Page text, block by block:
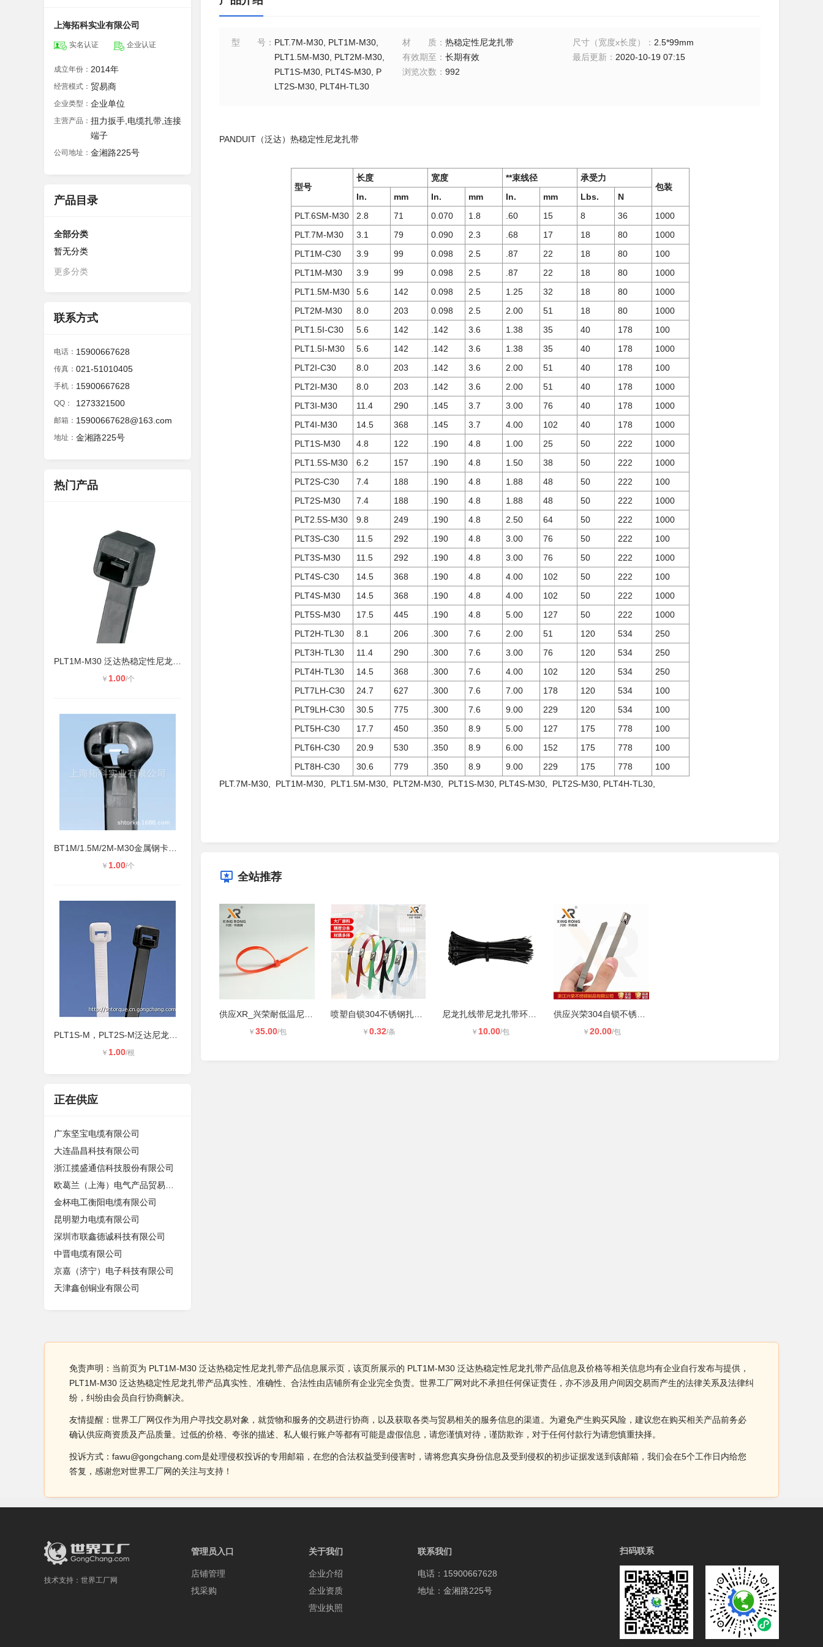
上海拓科实业有限公司
实名认证 企业认证
成立年份： 2014年
经营模式： 贸易商
企业类型： 企业单位
主营产品： 扭力扳手,电缆扎带,连接
端子
公司地址： 金湘路225号
产品目录
全部分类
暂无分类
更多分类
联系方式
电话： 15900667628
传真： 021-51010405
手机： 15900667628
QQ： 1273321500
邮箱： 15900667628@163.com
地址： 金湘路225号
热门产品
￥ 1.00/个
￥ 1.00/个
￥ 1.00/根
正在供应
广东坚宝电缆有限公司
大连晶昌科技有限公司
浙江揽盛通信科技股份有限公司
金杯电工衡阳电缆有限公司
昆明塑力电缆有限公司
深圳市联鑫德诚科技有限公司
中晋电缆有限公司
京嘉（济宁）电子科技有限公司
天津鑫创铜业有限公司
型号 ： PLT.7M-M30, PLT1M-M30,
PLT1.5M-M30, PLT2M-M30,
PLT1S-M30, PLT4S-M30, P
LT2S-M30, PLT4H-TL30
材质 ： 热稳定性尼龙扎带 尺寸（宽度x长度） ： 2.5*99mm
有效期至 ： 长期有效 最后更新 ： 2020-10-19 07:15
浏览次数 ： 992
PANDUIT（泛达）热稳定性尼龙扎带
型号
长度 宽度 **束线径
承受力
包装
In.
mm In. mm In. mm Lbs.
N
PLT.6SM-M30
2.8 71 0.070 1.8 .60 15 8 36
1000
PLT.7M-M30
3.1 79 0.090 2.3 .68 17 18 80
1000
PLT1M-C30
3.9 99 0.098 2.5 .87 22 18 80
100
PLT1M-M30
3.9 99 0.098 2.5 .87 22 18 80
1000
PLT1.5M-M30
5.6 142 0.098 2.5 1.25 32 18 80
1000
PLT2M-M30
8.0 203 0.098 2.5 2.00 51 18 80
1000
PLT1.5I-C30
5.6 142 .142 3.6 1.38 35 40 178
100
PLT1.5I-M30
5.6 142 .142 3.6 1.38 35 40 178
1000
PLT2I-C30
8.0 203 .142 3.6 2.00 51 40 178
100
PLT2I-M30
8.0 203 .142 3.6 2.00 51 40 178
1000
PLT3I-M30
11.4 290 .145 3.7 3.00 76 40 178
1000
PLT4I-M30
14.5 368 .145 3.7 4.00 102 40 178
1000
PLT1S-M30
4.8 122 .190 4.8 1.00 25 50 222
1000
PLT1.5S-M30
6.2 157 .190 4.8 1.50 38 50 222
1000
PLT2S-C30
7.4 188 .190 4.8 1.88 48 50 222
100
PLT2S-M30
7.4 188 .190 4.8 1.88 48 50 222
1000
PLT2.5S-M30
9.8 249 .190 4.8 2.50 64 50 222
1000
PLT3S-C30
11.5 292 .190 4.8 3.00 76 50 222
100
PLT3S-M30
11.5 292 .190 4.8 3.00 76 50 222
1000
PLT4S-C30
14.5 368 .190 4.8 4.00 102 50 222
100
PLT4S-M30
14.5 368 .190 4.8 4.00 102 50 222
1000
PLT5S-M30
17.5 445 .190 4.8 5.00 127 50 222
1000
PLT2H-TL30
8.1 206 .300 7.6 2.00 51 120 534
250
PLT3H-TL30
11.4 290 .300 7.6 3.00 76 120 534
250
PLT4H-TL30
14.5 368 .300 7.6 4.00 102 120 534
250
PLT7LH-C30
24.7 627 .300 7.6 7.00 178 120 534
100
PLT9LH-C30
30.5 775 .300 7.6 9.00 229 120 534
100
PLT5H-C30
17.7 450 .350 8.9 5.00 127 175 778
100
PLT6H-C30
20.9 530 .350 8.9 6.00 152 175 778
100
PLT8H-C30
30.6 779 .350 8.9 9.00 229 175 778
100
PLT.7M-M30, PLT1M-M30, PLT1.5M-M30, PLT2M-M30, PLT1S-M30, PLT4S-M30, PLT2S-M30, PLT4H-TL30,
全站推荐
￥ 35.00/包 ￥ 0.32/条 ￥ 10.00/包 ￥ 20.00/包
免责声明：当前页为 PLT1M-M30 泛达热稳定性尼龙扎带产品信息展示页，该页所展示的 PLT1M-M30 泛达热稳定性尼龙扎带产品信息及价格等相关信息均有企业自行发布与提供，
PLT1M-M30 泛达热稳定性尼龙扎带产品真实性、准确性、合法性由店铺所有企业完全负责。世界工厂网对此不承担任何保证责任，亦不涉及用户间因交易而产生的法律关系及法律纠
纷，纠纷由会员自行协商解决。
友情提醒：世界工厂网仅作为用户寻找交易对象，就货物和服务的交易进行协商，以及获取各类与贸易相关的服务信息的渠道。为避免产生购买风险，建议您在购买相关产品前务必
确认供应商资质及产品质量。过低的价格、夸张的描述、私人银行账户等都有可能是虚假信息，请您谨慎对待，谨防欺诈，对于任何付款行为请您慎重抉择。
投诉方式：fawu@gongchang.com是处理侵权投诉的专用邮箱，在您的合法权益受到侵害时，请将您真实身份信息及受到侵权的初步证据发送到该邮箱，我们会在5个工作日内给您
答复，感谢您对世界工厂网的关注与支持！
技术支持： 世界工厂网
管理员入口
店铺管理
找采购
关于我们
企业介绍
企业资质
营业执照
联系我们
电话：15900667628
地址：金湘路225号
扫码联系